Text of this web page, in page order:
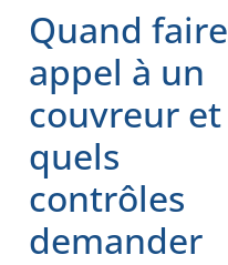
Quand faire
appel à un
couvreur et
quels
contrôles
demander